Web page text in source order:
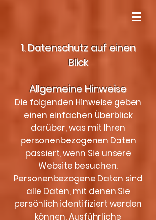
1. Datenschutz auf einen
Blick
Allgemeine Hinweise
Die folgenden Hinweise geben
einen einfachen Überblick
darüber, was mit Ihren
personenbezogenen Daten
passiert, wenn Sie unsere
Website besuchen.
Personenbezogene Daten sind
alle Daten, mit denen Sie
persönlich identifiziert werden
können. Ausführliche